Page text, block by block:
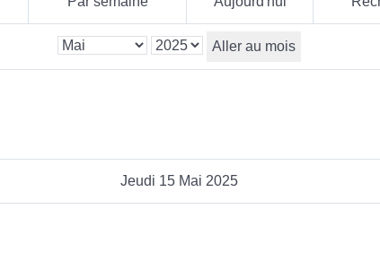
Aller au mois
Jeudi 15 Mai 2025